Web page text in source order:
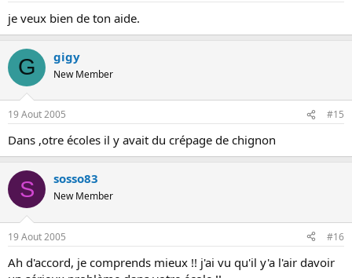
je veux bien de ton aide.
G gigy
New Member
19 Aout 2005 #15
Dans ,otre écoles il y avait du crépage de chignon
S sosso83
New Member
19 Aout 2005 #16
Ah d'accord, je comprends mieux !! j'ai vu qu'il y'a l'air davoir